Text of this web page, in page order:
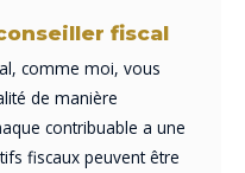
fiscal
comme moi, vous
de manière
contribuable a une
fiscaux peuvent être